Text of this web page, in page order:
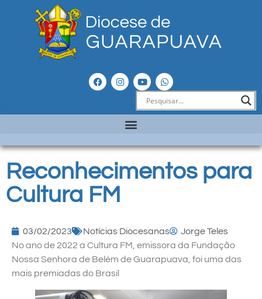
Reconhecimentos para
Cultura FM
03/02/2023 Notícias Diocesanas
Jorge Teles
No ano de 2022 a Cultura FM, emissora da Fundação
Nossa Senhora de Belém de Guarapuava, foi uma das
mais premiadas do Brasil